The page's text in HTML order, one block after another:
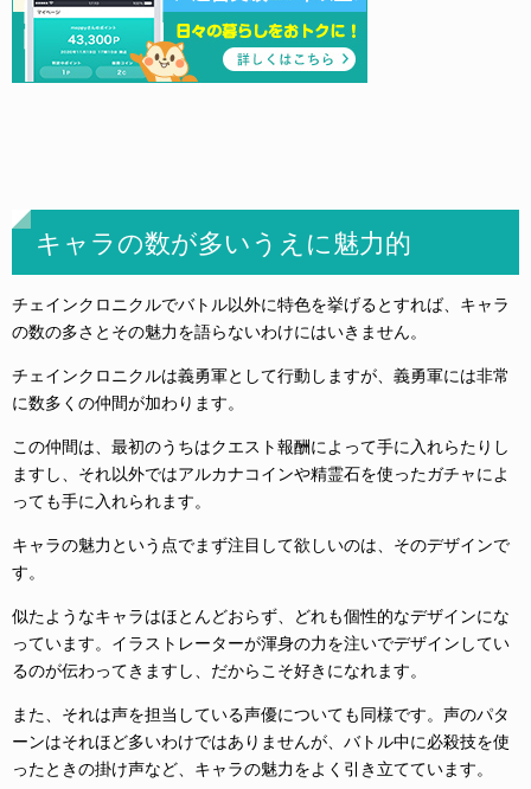
キャラの数が多いうえに魅力的
チェインクロニクルでバトル以外に特色を挙げるとすれば、キャラ
の数の多さとその魅力を語らないわけにはいきません。
チェインクロニクルは義勇軍として行動しますが、義勇軍には非常
に数多くの仲間が加わります。
この仲間は、最初のうちはクエスト報酬によって手に入れらたりし
ますし、それ以外ではアルカナコインや精霊石を使ったガチャによ
っても手に入れられます。
キャラの魅力という点でまず注目して欲しいのは、そのデザインで
す。
似たようなキャラはほとんどおらず、どれも個性的なデザインにな
っています。イラストレーターが渾身の力を注いでデザインしてい
るのが伝わってきますし、だからこそ好きになれます。
また、それは声を担当している声優についても同様です。声のパタ
ーンはそれほど多いわけではありませんが、バトル中に必殺技を使
ったときの掛け声など、キャラの魅力をよく引き立てています。